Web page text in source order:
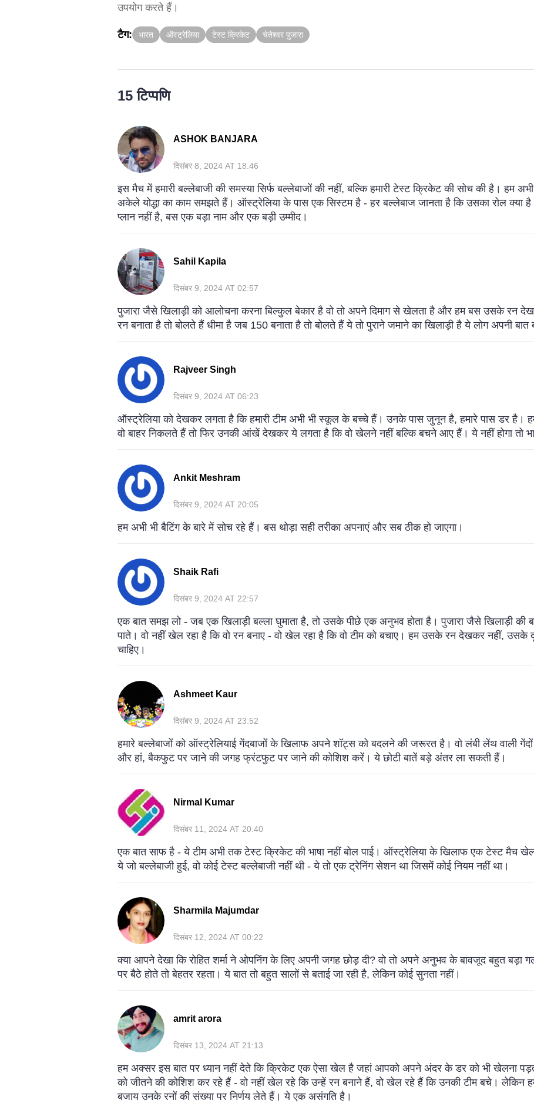
उपयोग करते हैं।
टैग: भारत ऑस्ट्रेलिया टेस्ट क्रिकेट चेतेश्वर पुजारा
15 टिप्पणि
ASHOK BANJARA
दिसंबर 8, 2024 AT 18:46
इस मैच में हमारी बल्लेबाजी की समस्या सिर्फ बल्लेबाजों की नहीं, बल्कि हमारी टेस्ट क्रिकेट की सोच की है। हम
अकेले योद्धा का काम समझते हैं। ऑस्ट्रेलिया के पास एक सिस्टम है - हर बल्लेबाज जानता है कि उसका रोल क्या
प्लान नहीं है, बस एक बड़ा नाम और एक बड़ी उम्मीद।
Sahil Kapila
दिसंबर 9, 2024 AT 02:57
पुजारा जैसे खिलाड़ी को आलोचना करना बिल्कुल बेकार है वो तो अपने दिमाग से खेलता है और हम बस उसके रन
रन बनाता है तो बोलते हैं धीमा है जब 150 बनाता है तो बोलते हैं ये तो पुराने जमाने का खिलाड़ी है ये लोग अपनी
Rajveer Singh
दिसंबर 9, 2024 AT 06:23
ऑस्ट्रेलिया को देखकर लगता है कि हमारी टीम अभी भी स्कूल के बच्चे हैं। उनके पास जुनून है, हमारे पास डर है।
वो बाहर निकलते हैं तो फिर उनकी आंखें देखकर ये लगता है कि वो खेलने नहीं बल्कि बचने आए हैं। ये नहीं होगा तो
Ankit Meshram
दिसंबर 9, 2024 AT 20:05
हम अभी भी बैटिंग के बारे में सोच रहे हैं। बस थोड़ा सही तरीका अपनाएं और सब ठीक हो जाएगा।
Shaik Rafi
दिसंबर 9, 2024 AT 22:57
एक बात समझ लो - जब एक खिलाड़ी बल्ला घुमाता है, तो उसके पीछे एक अनुभव होता है। पुजारा जैसे खिलाड़ी की
पाते। वो नहीं खेल रहा है कि वो रन बनाए - वो खेल रहा है कि वो टीम को बचाए। हम उसके रन देखकर नहीं,
चाहिए।
Ashmeet Kaur
दिसंबर 9, 2024 AT 23:52
हमारे बल्लेबाजों को ऑस्ट्रेलियाई गेंदबाजों के खिलाफ अपने शॉट्स को बदलने की जरूरत है। वो लंबी लेंथ वाली
और हां, बैकफुट पर जाने की जगह फ्रंटफुट पर जाने की कोशिश करें। ये छोटी बातें बड़े अंतर ला सकती हैं।
Nirmal Kumar
दिसंबर 11, 2024 AT 20:40
एक बात साफ है - ये टीम अभी तक टेस्ट क्रिकेट की भाषा नहीं बोल पाई। ऑस्ट्रेलिया के खिलाफ एक टेस्ट मैच
ये जो बल्लेबाजी हुई, वो कोई टेस्ट बल्लेबाजी नहीं थी - ये तो एक ट्रेनिंग सेशन था जिसमें कोई नियम नहीं था।
Sharmila Majumdar
दिसंबर 12, 2024 AT 00:22
क्या आपने देखा कि रोहित शर्मा ने ओपनिंग के लिए अपनी जगह छोड़ दी? वो तो अपने अनुभव के बावजूद बहुत बड़ा
पर बैठे होते तो बेहतर रहता। ये बात तो बहुत सालों से बताई जा रही है, लेकिन कोई सुनता नहीं।
amrit arora
दिसंबर 13, 2024 AT 21:13
हम अक्सर इस बात पर ध्यान नहीं देते कि क्रिकेट एक ऐसा खेल है जहां आपको अपने अंदर के डर को भी खेलना
को जीतने की कोशिश कर रहे हैं - वो नहीं खेल रहे कि उन्हें रन बनाने हैं, वो खेल रहे हैं कि उनकी टीम बचे। लेकिन
बजाय उनके रनों की संख्या पर निर्णय लेते हैं। ये एक असंगति है।